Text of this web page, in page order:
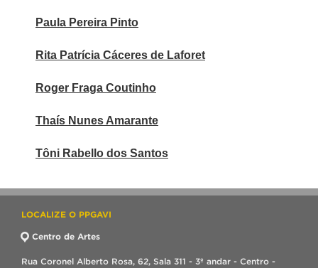
Paula Pereira Pinto
Rita Patrícia Cáceres de Laforet
Roger Fraga Coutinho
Thaís Nunes Amarante
Tôni Rabello dos Santos
LOCALIZE O PPGAVI
Centro de Artes
Rua Coronel Alberto Rosa, 62, Sala 311 - 3º andar - Centro -